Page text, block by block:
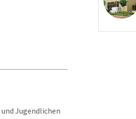
Jugendlichen